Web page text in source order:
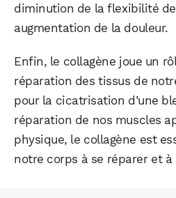
diminution de la flexibilité
augmentation de la douleur.
Enfin, le collagène joue un
réparation des tissus de
pour la cicatrisation d’une
réparation de nos muscles
physique, le collagène est
notre corps à se réparer et à